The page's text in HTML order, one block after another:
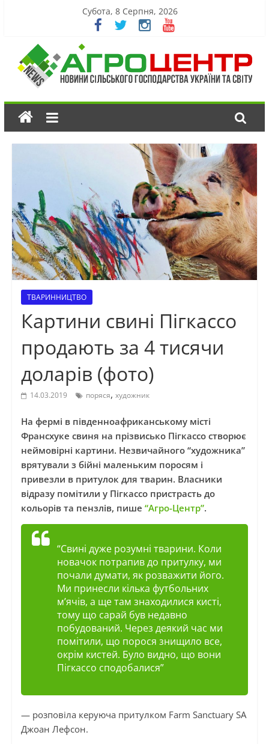
Субота, 8 Серпня, 2026
ТВАРИННИЦТВО
Картини свині Пігкассо
продають за 4 тисячи
доларів (фото)
14.03.2019 поряся, художник
На фермі в південноафриканському місті
Франсхуке свиня на прізвисько Пігкассо створює
неймовірні картини. Незвичайного “художника”
врятували з бійні маленьким поросям і
привезли в притулок для тварин. Власники
відразу помітили у Пігкассо пристрасть до
кольорів та пензлів, пише “Агро-Центр”.
“Свині дуже розумні тварини. Коли
новачок потрапив до притулку, ми
почали думати, як розважити його.
Ми принесли кілька футбольних
м’ячів, а ще там знаходилися кисті,
тому що сарай був недавно
побудований. Через деякий час ми
помітили, що порося знищило все,
окрім кистей. Було видно, що вони
Пігкассо сподобалися”
— розповіла керуюча притулком Farm Sanctuary SA
Джоан Лефсон.